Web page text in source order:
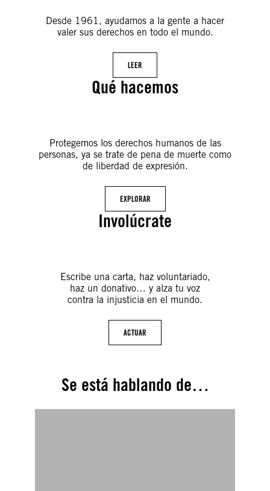
Desde 1961, ayudamos a la gente a hacer
valer sus derechos en todo el mundo.
LEER
Qué hacemos
Protegemos los derechos humanos de las
personas, ya se trate de pena de muerte como
de liberdad de expresión.
EXPLORAR
Involúcrate
Escribe una carta, haz voluntariado,
haz un donativo… y alza tu voz
contra la injusticia en el mundo.
ACTUAR
Se está hablando de…